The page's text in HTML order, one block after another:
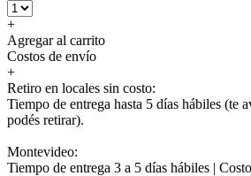
+
Agregar al carrito
Costos de envío
+
Retiro en locales sin costo:
Tiempo de entrega hasta 5 días hábiles (te
podés retirar).
Montevideo:
Tiempo de entrega 3 a 5 días hábiles |